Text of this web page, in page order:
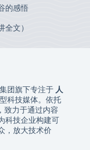
的感悟
全文）
团旗下专注于 人
科技媒体。依托
致力于通过内容
科技企业构建可
，放大技术价